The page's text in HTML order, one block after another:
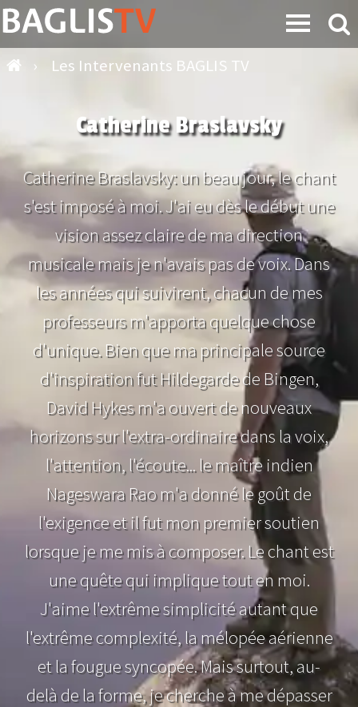
› Les Intervenants BAGLIS TV
Catherine Braslavsky
Catherine Braslavsky: un beau jour, le chant
s'est imposé à moi. J'ai eu dès le début une
vision assez claire de ma direction
musicale mais je n'avais pas de voix. Dans
les années qui suivirent, chacun de mes
professeurs m'apporta quelque chose
d'unique. Bien que ma principale source
d'inspiration fut Hildegarde de Bingen,
David Hykes m'a ouvert de nouveaux
horizons sur l'extra-ordinaire dans la voix,
l'attention, l'écoute... le maître indien
Nageswara Rao m'a donné le goût de
l'exigence et il fut mon premier soutien
lorsque je me mis à composer. Le chant est
une quête qui implique tout en moi.
J'aime l'extrême simplicité autant que
l'extrême complexité, la mélopée aérienne
et la fougue syncopée. Mais surtout, au-
delà de la forme, je cherche à me dépasser